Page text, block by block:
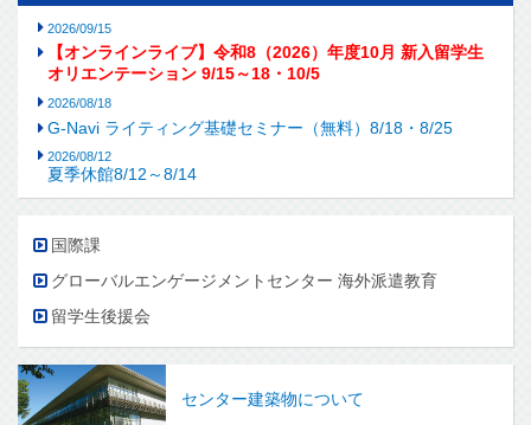
2026/09/15
【オンラインライブ】令和8（2026）年度10月 新入留学生
オリエンテーション 9/15～18・10/5
2026/08/18
G-Navi ライティング基礎セミナー（無料）8/18・8/25
2026/08/12
夏季休館8/12～8/14
国際課
グローバルエンゲージメントセンター 海外派遣教育
留学生後援会
センター建築物について